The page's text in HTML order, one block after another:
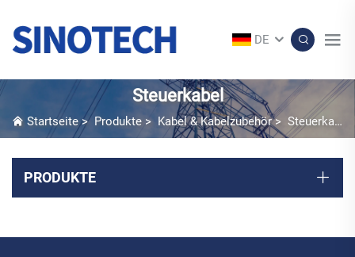
DE
Steuerkabel
Startseite> Produkte > Kabel & Kabelzubehör> Steuerkabel
PRODUKTE